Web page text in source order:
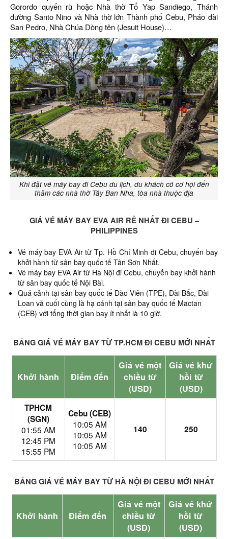
Gorordo quyến rũ hoặc Nhà thờ Tổ Yap Sandiego, Thánh
đường Santo Nino và Nhà thờ lớn Thành phố Cebu, Pháo đài
San Pedro, Nhà Chúa Dòng tên (Jesuit House)…
Khi đặt vé máy bay đi Cebu du lịch, du khách có cơ hội đến
thăm các nhà thờ Tây Ban Nha, tòa nhà thuộc địa
GIÁ VÉ MÁY BAY EVA AIR RẺ NHẤT ĐI CEBU –
PHILIPPINES
Vé máy bay EVA Air từ Tp. Hồ Chí Minh đi Cebu, chuyến bay
khởi hành từ sân bay quốc tế Tân Sơn Nhất.
Vé máy bay EVA Air từ Hà Nội đi Cebu, chuyến bay khởi hành
từ sân bay quốc tế Nội Bài.
Quá cảnh tại sân bay quốc tế Đào Viên (TPE), Đài Bắc, Đài
Loan và cuối cùng là hạ cánh tại sân bay quốc tế Mactan
(CEB) với tổng thời gian bay ít nhất là 10 giờ.
BẢNG GIÁ VÉ MÁY BAY TỪ TP.HCM ĐI CEBU MỚI NHẤT
Khởi hành Điểm đến
Giá vé một
chiều từ
(USD)
Giá vé khứ
hồi từ
(USD)
TPHCM
(SGN)
01:55 AM
12:45 PM
15:55 PM
Cebu (CEB)
10:05 AM
10:05 AM
10:05 AM
140 250
BẢNG GIÁ VÉ MÁY BAY TỪ HÀ NỘI ĐI CEBU MỚI NHẤT
Khởi hành Điểm đến
Giá vé một
chiều từ
(USD)
Giá vé khứ
hồi từ
(USD)